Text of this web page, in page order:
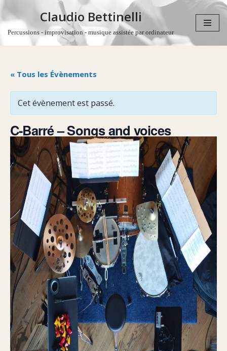
Aller
Claudio Bettinelli
Percussions - improvisation - musique assistée par ordinateur
« Tous les Évènements
Cet évènement est passé.
C-Barré – Songs and voices